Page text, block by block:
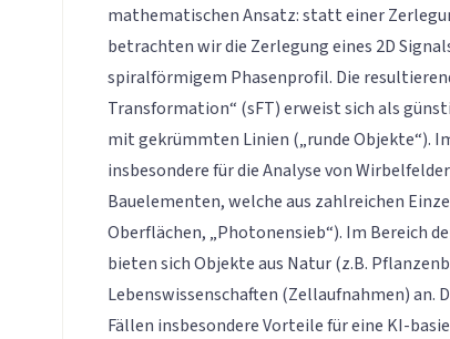
mathematischen Ansatz: statt einer
betrachten wir die Zerlegung eines 2D
spiralförmigem Phasenprofil. Die
Transformation“ (sFT) erweist sich als
mit gekrümmten Linien („runde Objekte“).
insbesondere für die Analyse von
Bauelementen, welche aus zahlreichen
Oberflächen, „Photonensieb“). Im Bereich
bieten sich Objekte aus Natur (z.B.
Lebenswissenschaften (Zellaufnahmen) an.
Fällen insbesondere Vorteile für eine KI-